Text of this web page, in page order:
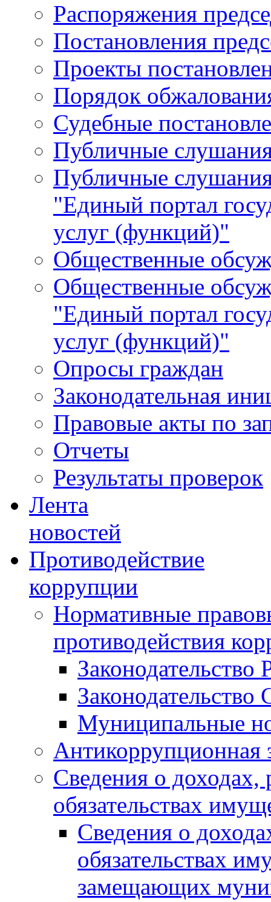
Распоряжения
Постановления
Проекты
Порядок
Судебные
Публичные
Публичные
"Единый портал
услуг (функций)"
Общественные
Общественные
"Единый портал
услуг (функций)"
Опросы граждан
Законодательная
Правовые акты по
Отчеты
Результаты проверок
Лента
новостей
Противодействие
коррупции
Нормативные
противодействия
Законодательство
Муниципальные
Антикоррупционная
Сведения о доходах,
обязательствах
Сведения о
обязательствах
замещающих